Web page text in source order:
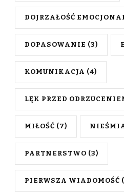
DOJRZAŁOŚĆ
DOPASOWANIE (3)
KOMUNIKACJA (4)
LĘK PRZED
MIŁOŚĆ (7)
PARTNERSTWO (3)
PIERWSZA WIADOMOŚĆ